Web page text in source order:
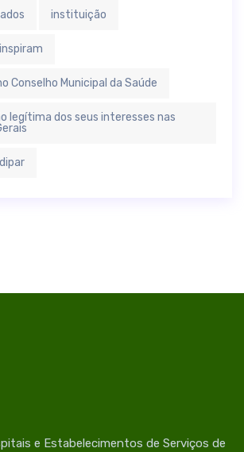
instituição
Conselho Municipal da Saúde
legítima dos seus interesses nas
e Estabelecimentos de Serviços de